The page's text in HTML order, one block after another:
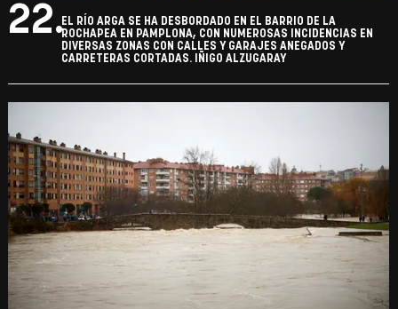
22.EL RÍO ARGA SE HA DESBORDADO EN EL BARRIO DE LA
ROCHAPEA EN PAMPLONA, CON NUMEROSAS INCIDENCIAS EN
DIVERSAS ZONAS CON CALLES Y GARAJES ANEGADOS Y
CARRETERAS CORTADAS. IÑIGO ALZUGARAY